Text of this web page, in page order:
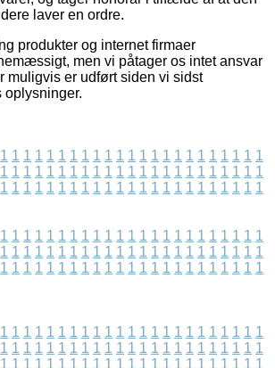
laver en ordre.
produkter og internet firmaer
men vi påtager os intet ansvar
muligvis er udført siden vi sidst
oplysninger.
1 1 1 1 1 1 1 1 1 1 1 1 1 1 1 1 1 1 1 1 1 1 1
1 1 1 1 1 1 1 1 1 1 1 1 1 1 1 1 1 1 1 1 1 1 1
1 1 1 1 1 1 1 1 1 1 1 1 1 1 1 1 1 1 1 1 1 1 1
1 1 1 1 1 1 1 1 1 1 1 1 1 1 1 1 1 1 1 1 1 1 1
1 1 1 1 1 1 1 1 1 1 1 1 1 1 1 1 1 1 1 1 1 1 1
1 1 1 1 1 1 1 1 1 1 1 1 1 1 1 1 1 1 1 1 1 1 1
1 1 1 1 1 1 1 1 1 1 1 1 1 1 1 1 1 1 1 1 1 1 1
1 1 1 1 1 1 1 1 1 1 1 1 1 1 1 1 1 1 1 1 1 1 1
1 1 1 1 1 1 1 1 1 1 1 1 1 1 1 1 1 1 1 1 1 1 1